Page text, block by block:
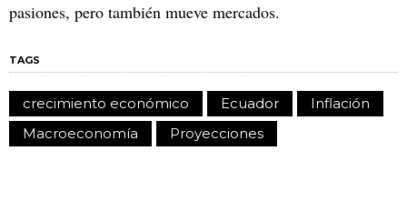
pasiones, pero también mueve mercados.
TAGS
crecimiento económico Ecuador
Inflación
Macroeconomía
Proyecciones